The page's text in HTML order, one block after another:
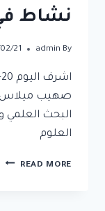
نشاط
By
admin
21
صهيب ميلاس
البحث العلمي
العلوم
READ MORE